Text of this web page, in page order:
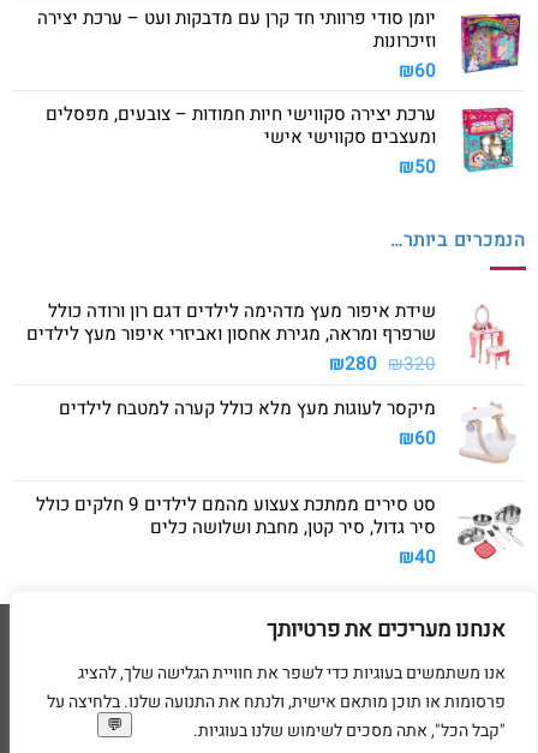
אנחנו מעריכים את פרטיותך
אנו משתמשים בעוגיות כדי לשפר את חוויית הגלישה שלך, להציג
פרסומות או תוכן מותאם אישית, ולנתח את התנועה שלנו. בלחיצה על
"קבל הכל", אתה מסכים לשימוש שלנו בעוגיות.
יומן סודי פרוותי חד קרן עם מדבקות ועט – ערכת יצירה
וזיכרונות
₪60
ערכת יצירה סקווישי חיות חמודות – צובעים, מפסלים
ומעצבים סקווישי אישי
₪50
הנמכרים ביותר…
שידת איפור מעץ מדהימה לילדים דגם רון ורודה כולל
שרפרף ומראה, מגירת אחסון ואביזרי איפור מעץ לילדים
₪320
המחיר
היה:
₪280 המחיר
הוא:
מיקסר לעוגות מעץ מלא כולל קערה למטבח לילדים
₪60
סט סירים ממתכת צעצוע מהמם לילדים 9 חלקים כולל
סיר גדול, סיר קטן, מחבת ושלושה כלים
₪40
Visa
MasterCard
Express
2
דף הבית מדיניות משלוחים מדיניות החזרת מוצרים תקנון מדיניות פרטיות
הסדרי נגישות בקשת מחיקת פרטים אישיים
בניית ועיצוב אתרי מסחר Code&Concept Copyright 2026 ©